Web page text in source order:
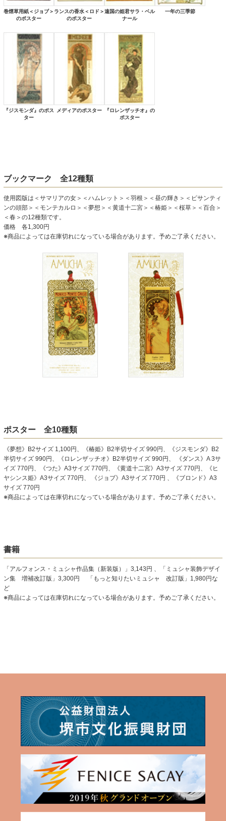
巻煙草用紙＜ジョブ＞
のポスター
ランスの香水＜ロド＞
のポスター
遠国の姫君サラ・ベル
ナール
一年の三季節
『ジスモンダ』のポス
ター
メディアのポスター
『ロレンザッチオ』の
ポスター
ブックマーク 全12種類
使用図版は＜サマリアの女＞＜ハムレット＞＜羽根＞＜昼の輝き＞＜ピサンティ
ンの頭部＞＜モンテカルロ＞＜夢想＞＜黄道十二宮＞＜椿姫＞＜桜草＞＜百合＞
＜春＞の12種類です。
価格 各1,300円
※商品によっては在庫切れになっている場合があります。予めご了承ください。
ポスター 全10種類
《夢想》B2サイズ 1,100円、《椿姫》B2半切サイズ 990円、《ジスモンダ》B2
半切サイズ 990円、《ロレンザッチオ》B2半切サイズ 990円、 《ダンス》A 3サ
イズ 770円、《つた》A3サイズ 770円、《黄道十二宮》A3サイズ 770円、《ヒ
ヤシンス姫》A3サイズ 770円、 《ジョブ》A3サイズ 770円 、《ブロンド》A3
サイズ 770円
※商品によっては在庫切れになっている場合があります。予めご了承ください。
書籍
「アルフォンス・ミュシャ作品集（新装版）」3,143円 、「ミュシャ装飾デザイ
ン集 増補改訂版」3,300円 「もっと知りたいミュシャ 改訂版」1,980円な
ど
※商品によっては在庫切れになっている場合があります。予めご了承ください。